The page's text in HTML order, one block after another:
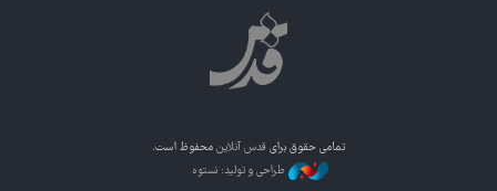
تمامی حقوق برای قدس آنلاین محفوظ است.
طراحی و تولید: نستوه